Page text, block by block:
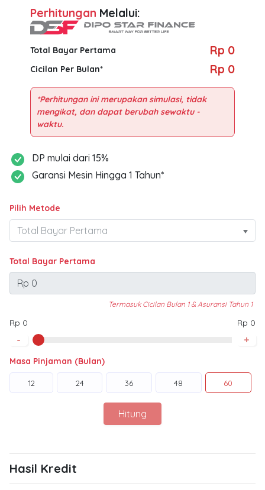
Perhitungan Melalui:
Total Bayar Pertama Rp 0
Cicilan Per Bulan* Rp 0
*Perhitungan ini merupakan simulasi, tidak
mengikat, dan dapat berubah sewaktu -
DP mulai dari 15%
Garansi Mesin Hingga 1 Tahun*
Pilih Metode
Total Bayar Pertama
Termasuk Cicilan Bulan 1 & Asuransi Tahun 1
Rp 0 Rp 0
- +
Masa Pinjaman (Bulan)
12 24 36 48 60
Hitung
Hasil Kredit